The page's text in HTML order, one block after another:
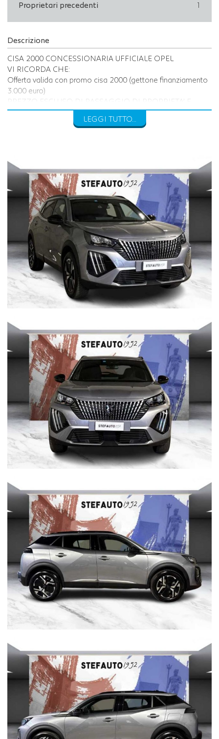
Proprietari precedenti 1
Descrizione
CISA 2000 CONCESSIONARIA UFFICIALE OPEL
VI RICORDA CHE:
Offerta valida con promo cisa 2000 (gettone finanziamento
3.000 euro)
PREZZO ESCLUSO DI PASSAGGIO DI PROPRIETA’ E
BOLLO
- LOCALITA' DI RESIDENZA
- IN CASO DI AUTO DA PERMUTARE o ROTTAMARE
INDICARE:
(MODELLO, ANNO DI IMMATRICOLAZIONE, KM)
Per info su questa vettura contattare
CISA 2000 CONCESSIONARIA OPEL
VIA BENTINI, 111 40128 BOLOGNA
Tel. 051 551701
Cisa 2000 declina ogni responsabilità per eventuali non
conformità relative ad equipaggiamento, omologazioni anti
inquinamento, accessori, ecc. pubblicate nei diversi portali.
impegno contrattuale in quanto non ci è possibile intervenire
su eventuali errori di stampa.
LEGGI TUTTO...